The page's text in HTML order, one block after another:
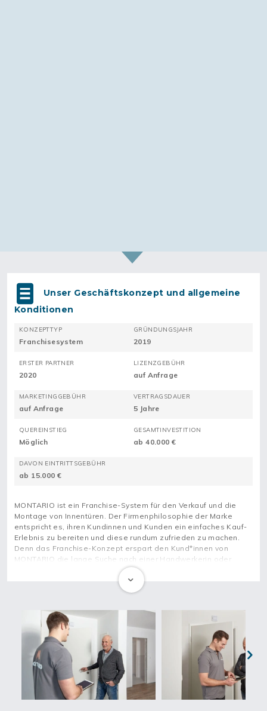
Unser Geschäftskonzept und allgemeine
Konditionen
KONZEPTTYP
Franchisesystem
GRÜNDUNGSJAHR
2019
ERSTER PARTNER
2020
LIZENZGEBÜHR
auf Anfrage
MARKETINGGEBÜHR
auf Anfrage
VERTRAGSDAUER
5 Jahre
QUEREINSTIEG
Möglich
GESAMTINVESTITION
ab 40.000 €
DAVON EINTRITTSGEBÜHR
ab 15.000 €
MONTARIO ist ein Franchise-System für den Verkauf und die
Montage von Innentüren. Der Firmenphilosophie der Marke
entspricht es, ihren Kundinnen und Kunden ein einfaches Kauf-
Erlebnis zu bereiten und diese rundum zufrieden zu machen.
Denn das Franchise-Konzept erspart den Kund*innen von
MONTARIO die lange Suche nach einer Handwerkerin oder
einem Handwerker im Anschluss an den Produktkauf. Neben
dem reinen Warenverkauf, bietet das Franchise seiner
Kundschaft ein „Rundum-Sorglos-Paket“, welches die Lieferung
umfasst. Auf Wunsch werden außerdem vorhandene, alte Tür-
Elemente ausgebaut und fachgerecht entsorgt. Daneben
erhalten die Kund*innen von MONTARIO eine kompetente
Fachberatung, die sowohl die Suche nach dem passenden
Produkt für das jeweilige Projekt als auch hilfreiche Tipps und
Tricks für das Aufmaß und das Festlegen der Anschlagsrichtung
umfasst. Auch Sondermaße sind bei der Marke erhältlich.
MONTARIO ist davon überzeugt, dass die Digitalisierung für
Next